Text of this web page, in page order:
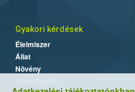
Gyakori kérdések
Élelmiszer
Állat
Növény